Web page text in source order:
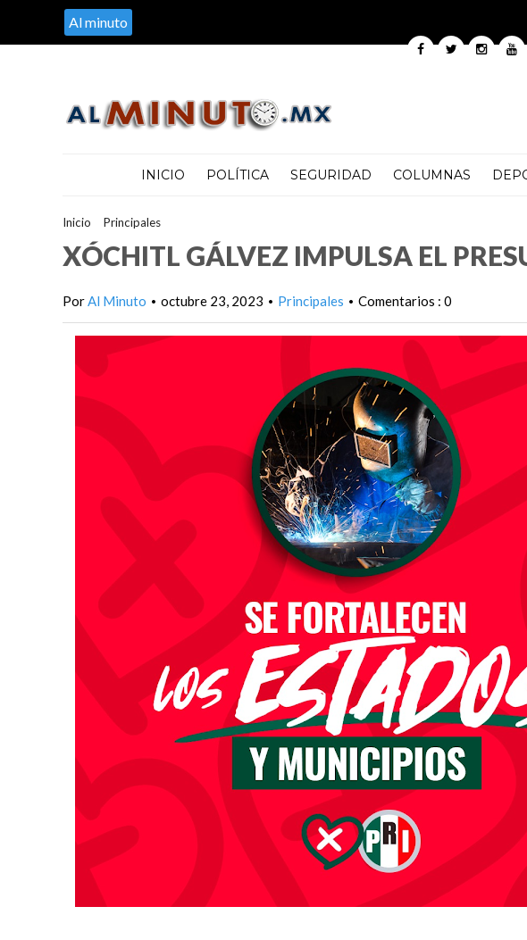
Al minuto
INICIO POLÍTICA SEGURIDAD COLUMNAS
Inicio Principales>
XÓCHITL GÁLVEZ IMPULSA EL
PorAl Minuto • octubre 23, 2023 • Principales • Comentarios : 0